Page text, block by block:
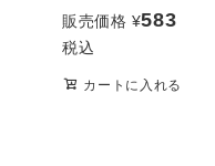
販売価格 ¥583
税込
カートに入れる